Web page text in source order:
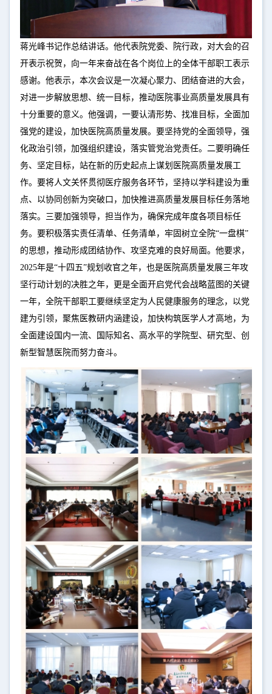
蒋光峰书记作总结讲话。他代表院党委、院行政，对大会的召
开表示祝贺，向一年来奋战在各个岗位上的全体干部职工表示
感谢。他表示，本次会议是一次凝心聚力、团结奋进的大会，
对进一步解放思想、统一目标，推动医院事业高质量发展具有
十分重要的意义。他强调，一要认清形势、找准目标，全面加
强党的建设，加快医院高质量发展。要坚持党的全面领导，强
化政治引领，加强组织建设，落实管党治党责任。二要明确任
务、坚定目标，站在新的历史起点上谋划医院高质量发展工
作。要将人文关怀贯彻医疗服务各环节，坚持以学科建设为重
点、以协同创新为突破口，加快推进高质量发展目标任务落地
落实。三要加强领导，担当作为，确保完成年度各项目标任
务。要积极落实责任清单、任务清单，牢固树立全院“一盘棋”
的思想，推动形成团结协作、攻坚克难的良好局面。他要求，
2025年是“十四五”规划收官之年，也是医院高质量发展三年攻
坚行动计划的决胜之年，更是全面开启党代会战略蓝图的关键
一年，全院干部职工要继续坚定为人民健康服务的理念，以党
建为引领，聚焦医教研内涵建设，加快构筑医学人才高地，为
全面建设国内一流、国际知名、高水平的学院型、研究型、创
新型智慧医院而努力奋斗。